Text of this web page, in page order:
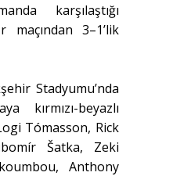
karşılaştığı
maçından 3–1’lik
Stadyumu’nda
kırmızı-beyazlı
Tómasson, Rick
Šatka, Zeki
Anthony